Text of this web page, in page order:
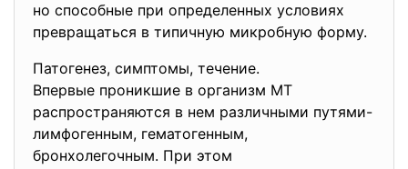
но способные при определенных условиях
превращаться в типичную микробную форму.
Патогенез, симптомы, течение.
Впервые проникшие в организм МТ
распространяются в нем различными путями-
лимфогенным, гематогенным,
бронхолегочным. При этом